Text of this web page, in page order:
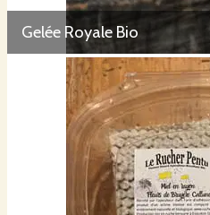
Gelée Royale Bio